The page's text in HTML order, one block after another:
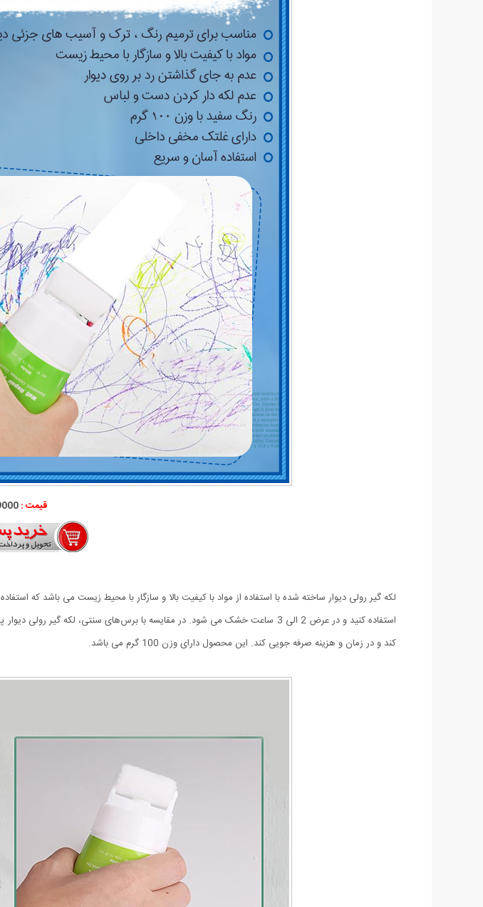
قیمت :
لکه گیر رولی دیوار ساخته شده با استفاده از مواد با کیفیت بالا و سازگار با محیط زیست می باشد که
استفاده کنید و در عرض 2 الی 3 ساعت خشک می شود. در مقایسه با برس‌های سنتی، لکه
کند و در زمان و هزینه صرفه جویی کند. این محصول دارای وزن 100 گرم می باشد.